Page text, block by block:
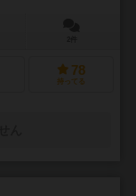
78
持ってる